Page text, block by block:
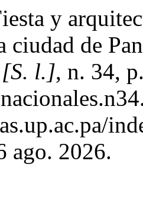
y
ciudad de
[S. l.], n. 34,
ago. 2026.